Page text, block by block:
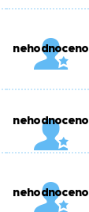
nehodnoceno
nehodnoceno
nehodnoceno